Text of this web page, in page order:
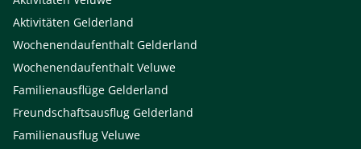
Aktivitäten Gelderland
Wochenendaufenthalt Gelderland
Wochenendaufenthalt Veluwe
Familienausflüge Gelderland
Freundschaftsausflug Gelderland
Familienausflug Veluwe